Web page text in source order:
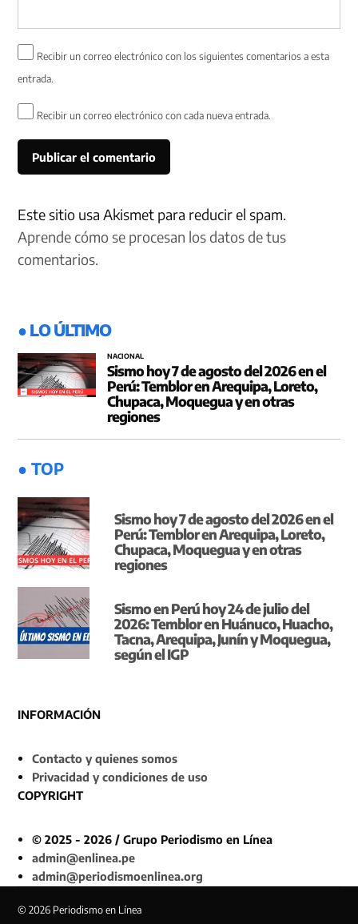
Recibir un correo electrónico con los siguientes comentarios a esta
entrada.
Recibir un correo electrónico con cada nueva entrada.
Este sitio usa Akismet para reducir el spam.
Aprende cómo se procesan los datos de tus
comentarios.
● LO ÚLTIMO
NACIONAL
Sismo hoy 7 de agosto del 2026 en el
Perú: Temblor en Arequipa, Loreto,
Chupaca, Moquegua y en otras
regiones
● TOP
Sismo hoy 7 de agosto del 2026 en el
Perú: Temblor en Arequipa, Loreto,
Chupaca, Moquegua y en otras
regiones
Sismo en Perú hoy 24 de julio del
2026: Temblor en Huánuco, Huacho,
Tacna, Arequipa, Junín y Moquegua,
según el IGP
INFORMACIÓN
Contacto y quienes somos
Privacidad y condiciones de uso
COPYRIGHT
© 2025 - 2026 / Grupo Periodismo en Línea
admin@enlinea.pe
admin@periodismoenlinea.org
© 2026 Periodismo en Línea